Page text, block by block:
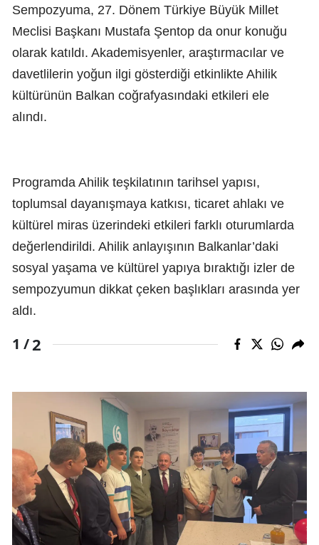
Sempozyuma, 27. Dönem Türkiye Büyük Millet
Meclisi Başkanı Mustafa Şentop da onur konuğu
olarak katıldı. Akademisyenler, araştırmacılar ve
davetlilerin yoğun ilgi gösterdiği etkinlikte Ahilik
kültürünün Balkan coğrafyasındaki etkileri ele
alındı.
Programda Ahilik teşkilatının tarihsel yapısı,
toplumsal dayanışmaya katkısı, ticaret ahlakı ve
kültürel miras üzerindeki etkileri farklı oturumlarda
değerlendirildi. Ahilik anlayışının Balkanlar’daki
sosyal yaşama ve kültürel yapıya bıraktığı izler de
sempozyumun dikkat çeken başlıkları arasında yer
aldı.
1 /2